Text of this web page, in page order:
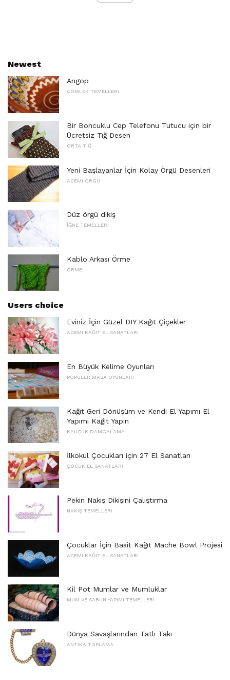
Newest
Angop
ÇÖMLEK TEMELLERI
Bir Boncuklu Cep Telefonu Tutucu için bir
Ücretsiz Tığ Desen
ORTA TIĞ
Yeni Başlayanlar İçin Kolay Örgü Desenleri
ACEMI ÖRGÜ
Düz örgü dikiş
İĞNE TEMELLERI
Kablo Arkası Örme
ÖRME
Users choice
Eviniz İçin Güzel DIY Kağıt Çiçekler
ACEMI KAĞIT EL SANATLARI
En Büyük Kelime Oyunları
POPÜLER MASA OYUNLARI
Kağıt Geri Dönüşüm ve Kendi El Yapımı El
Yapımı Kağıt Yapın
KAUÇUK DAMGALAMA
İlkokul Çocukları için 27 El Sanatları
ÇOCUK EL SANATLARI
Pekin Nakış Dikişini Çalıştırma
NAKIŞ TEMELLERI
Çocuklar İçin Basit Kağıt Mache Bowl Projesi
ACEMI KAĞIT EL SANATLARI
Kil Pot Mumlar ve Mumluklar
MUM VE SABUN YAPIMI TEMELLERI
Dünya Savaşlarından Tatlı Takı
ANTIKA TOPLAMA